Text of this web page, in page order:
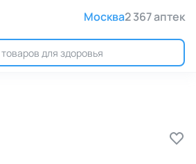
Москва2 367 аптек